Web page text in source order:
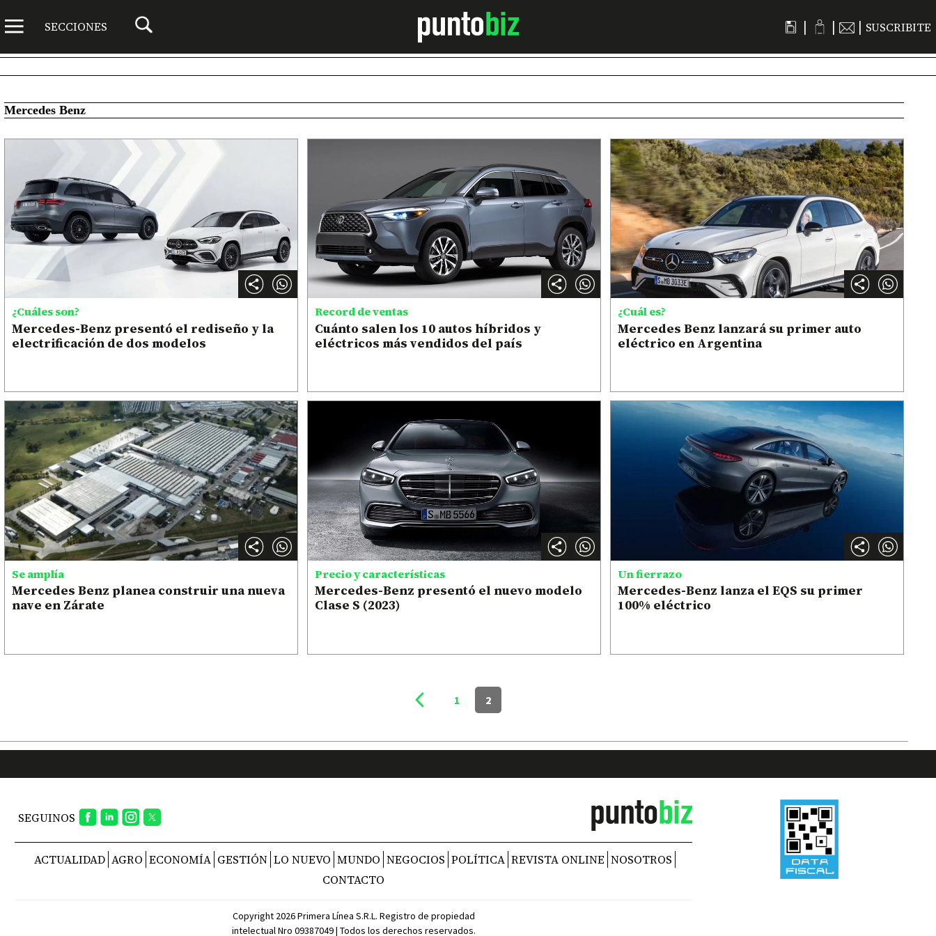
SECCIONES | | | SUSCRIBITE
Mercedes Benz
¿Cuáles son?
Mercedes-Benz presentó el rediseño y la
electrificación de dos modelos
Record de ventas
Cuánto salen los 10 autos híbridos y
eléctricos más vendidos del país
¿Cuál es?
Mercedes Benz lanzará su primer auto
eléctrico en Argentina
Se amplía
Mercedes Benz planea construir una nueva
nave en Zárate
Precio y características
Mercedes-Benz presentó el nuevo modelo
Clase S (2023)
Un fierrazo
Mercedes-Benz lanza el EQS su primer
100% eléctrico
1 2
SEGUINOS
ACTUALIDAD AGRO ECONOMÍA GESTIÓN LO NUEVO MUNDO NEGOCIOS POLÍTICA REVISTA ONLINE NOSOTROS
CONTACTO
Copyright 2026 Primera Línea S.R.L. Registro de propiedad
intelectual Nro 09387049 | Todos los derechos reservados.